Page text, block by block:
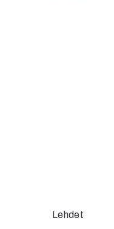
Lehdet